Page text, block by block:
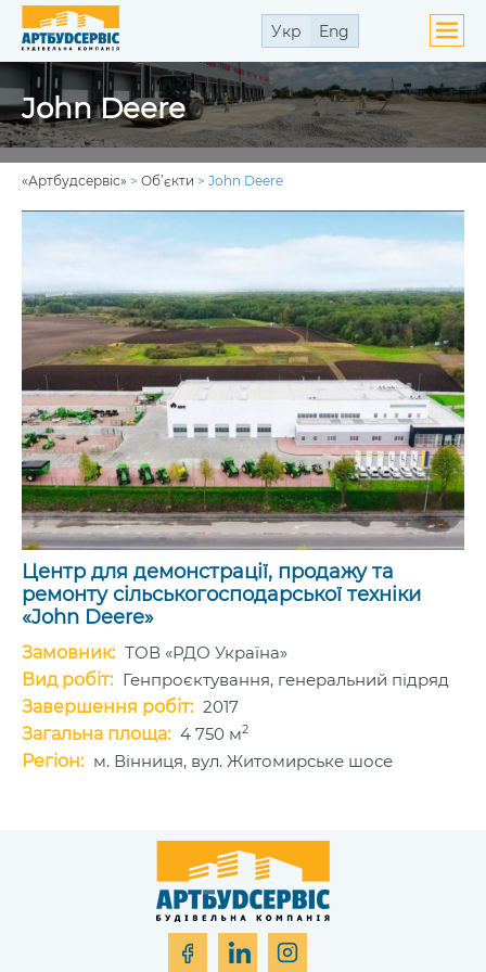
Укр Eng
John Deere
«Артбудсервіс» >Об’єкти >John Deere
Центр для демонстрації, продажу та
ремонту сільськогосподарської техніки
«John Deere»
Замовник: ТОВ «РДО Україна»
Вид робіт: Генпроєктування, генеральний підряд
Завершення робіт: 2017
Загальна площа: 4 750 м2
Регіон: м. Вінниця, вул. Житомирське шосе